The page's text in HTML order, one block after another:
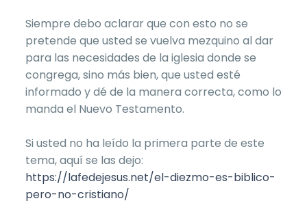
Siempre debo aclarar que con esto no se
pretende que usted se vuelva mezquino al dar
para las necesidades de la iglesia donde se
congrega, sino más bien, que usted esté
informado y dé de la manera correcta, como lo
manda el Nuevo Testamento.
Si usted no ha leído la primera parte de este
tema, aquí se las dejo:
https://lafedejesus.net/el-diezmo-es-biblico-
pero-no-cristiano/